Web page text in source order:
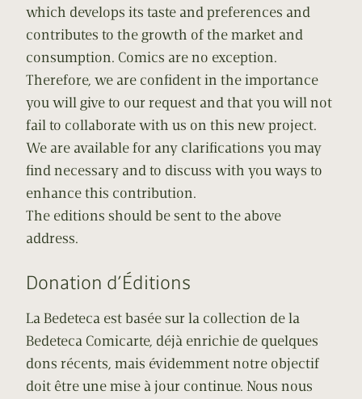
which develops its taste and preferences and
contributes to the growth of the market and
consumption. Comics are no exception.
Therefore, we are confident in the importance
you will give to our request and that you will not
fail to collaborate with us on this new project.
We are available for any clarifications you may
find necessary and to discuss with you ways to
enhance this contribution.
The editions should be sent to the above
address.
Donation d’Éditions
La Bedeteca est basée sur la collection de la
Bedeteca Comicarte, déjà enrichie de quelques
dons récents, mais évidemment notre objectif
doit être une mise à jour continue. Nous nous